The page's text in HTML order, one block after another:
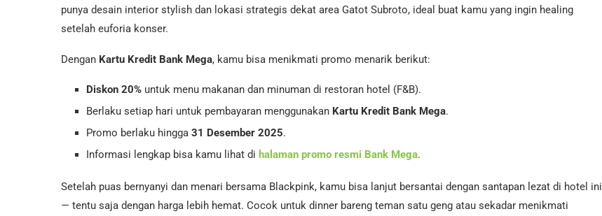
punya desain interior stylish dan lokasi strategis dekat area Gatot Subroto, ideal buat kamu yang ingin healing
setelah euforia konser.
Dengan Kartu Kredit Bank Mega, kamu bisa menikmati promo menarik berikut:
Diskon 20% untuk menu makanan dan minuman di restoran hotel (F&B).
Berlaku setiap hari untuk pembayaran menggunakan Kartu Kredit Bank Mega.
Promo berlaku hingga 31 Desember 2025.
Informasi lengkap bisa kamu lihat di halaman promo resmi Bank Mega.
Setelah puas bernyanyi dan menari bersama Blackpink, kamu bisa lanjut bersantai dengan santapan lezat di hotel ini
— tentu saja dengan harga lebih hemat. Cocok untuk dinner bareng teman satu geng atau sekadar menikmati